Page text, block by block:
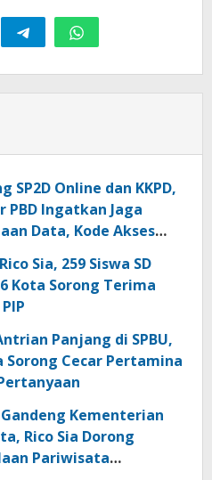
SP2D Online dan KKPD,
PBD Ingatkan Jaga
Data, Kode Akses
Sia, 259 Siswa SD
Kota Sorong Terima
Panjang di SPBU,
Sorong Cecar Pertamina
Kementerian
Rico Sia Dorong
Pariwisata